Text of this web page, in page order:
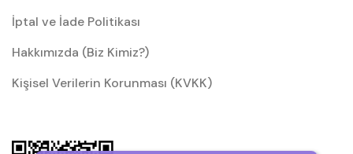
tasarımcılarca kurgulanmıştır.
"4 kapaklı bir yatak odası, küçük metrekarelerde
büyük mutluluklar biriktirmenin en estetik
Malzeme Kalitesi: İnegöl Zanaatkarlığıyla
İptal ve İade Politikası
Hakkımızda (Biz Kimiz?)
Kişisel Verilerin Korunması (KVKK)